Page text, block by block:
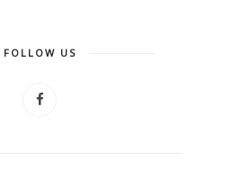
FOLLOW US